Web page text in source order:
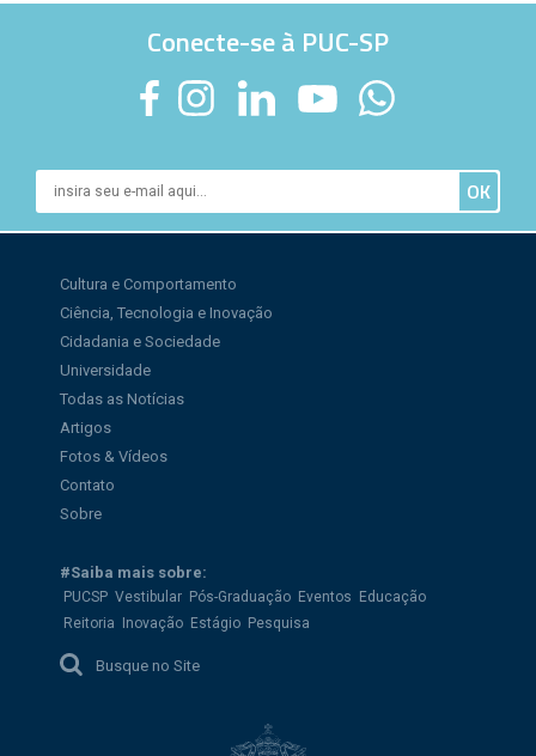
Conecte-se à PUC-SP
Cultura e Comportamento
Ciência, Tecnologia e Inovação
Cidadania e Sociedade
Universidade
Todas as Notícias
Artigos
Fotos & Vídeos
Contato
Sobre
#Saiba mais sobre:
PUCSP Vestibular Pós-Graduação Eventos
Educação
Reitoria
Inovação Estágio Pesquisa
Busque no Site